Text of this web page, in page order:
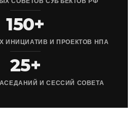
150+
ИНИЦИАТИВ И ПРОЕКТОВ НПА
25+
И СЕССИЙ СОВЕТА